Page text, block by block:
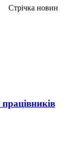
Стрічка новин